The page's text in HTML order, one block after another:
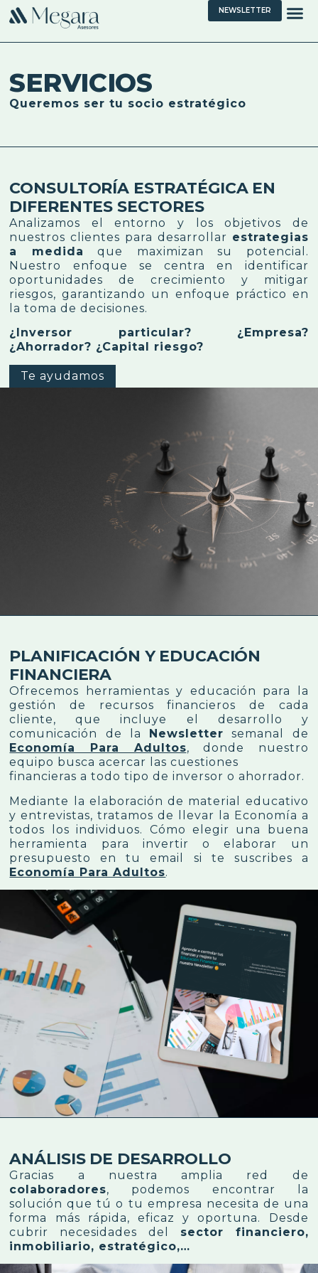
NEWSLETTER
SERVICIOS
Queremos ser tu socio estratégico
CONSULTORÍA ESTRATÉGICA EN
DIFERENTES SECTORES
Analizamos el entorno y los objetivos de
nuestros clientes para desarrollar estrategias
a medida que maximizan su potencial.
Nuestro enfoque se centra en identificar
oportunidades de crecimiento y mitigar
riesgos, garantizando un enfoque práctico en
la toma de decisiones.
¿Inversor particular? ¿Empresa?
¿Ahorrador? ¿Capital riesgo?
Te ayudamos
PLANIFICACIÓN Y EDUCACIÓN
FINANCIERA
Ofrecemos herramientas y educación para la
gestión de recursos financieros de cada
cliente, que incluye el desarrollo y
comunicación de la
Newsletter semanal de
Economía Para Adultos, donde nuestro
equipo busca acercar las cuestiones
financieras a todo tipo de inversor o ahorrador.
Mediante la elaboración de material educativo
y entrevistas, tratamos de llevar la Economía a
todos los individuos. Cómo elegir una buena
herramienta para invertir o elaborar un
presupuesto en tu email si te suscribes a
Economía Para Adultos.
ANÁLISIS DE DESARROLLO
Gracias a nuestra amplia red de
colaboradores, podemos encontrar la
solución que tú o tu empresa necesita de una
forma más rápida, eficaz y oportuna. Desde
cubrir necesidades del sector financiero,
inmobiliario, estratégico,…